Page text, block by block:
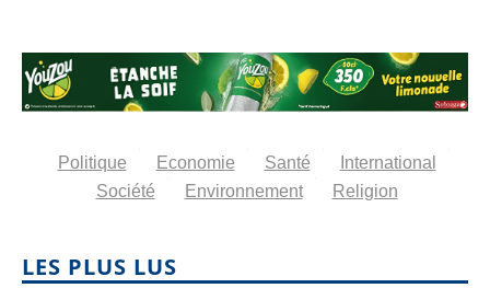
Politique Economie Santé
International
Société
Environnement Religion
LES PLUS LUS